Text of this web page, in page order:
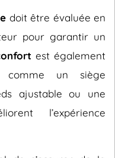
doit être évaluée en
pour garantir un
est également
comme un siège
ajustable ou une
l’expérience